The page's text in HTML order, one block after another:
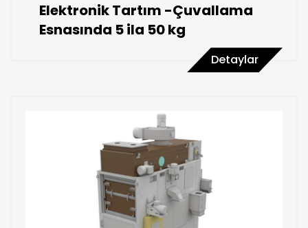
Elektronik Tartım -Çuvallama
Esnasında 5 ila 50 kg
Detaylar